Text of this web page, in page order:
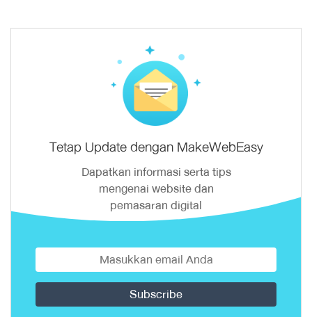
Tetap Update dengan MakeWebEasy
Dapatkan informasi serta tips
mengenai website dan
pemasaran digital